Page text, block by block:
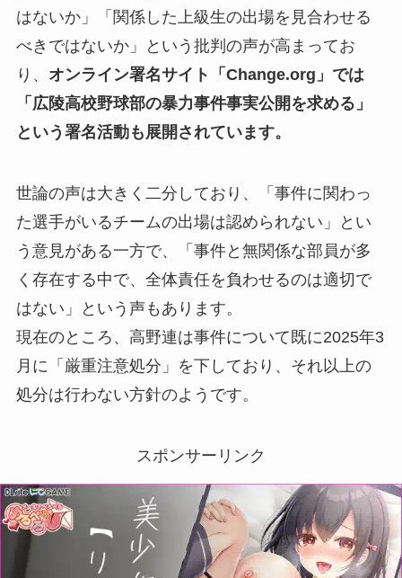
はないか」「関係した上級生の出場を見合わせる
べきではないか」という批判の声が高まってお
り、 オンライン署名サイト「Change.org」では
「広陵高校野球部の暴力事件事実公開を求める」
という署名活動も展開されています。
世論の声は大きく二分しており、「事件に関わっ
た選手がいるチームの出場は認められない」とい
う意見がある一方で、「事件と無関係な部員が多
く存在する中で、全体責任を負わせるのは適切で
はない」という声もあります。
現在のところ、高野連は事件について既に2025年3
月に「厳重注意処分」を下しており、それ以上の
処分は行わない方針のようです。
スポンサーリンク